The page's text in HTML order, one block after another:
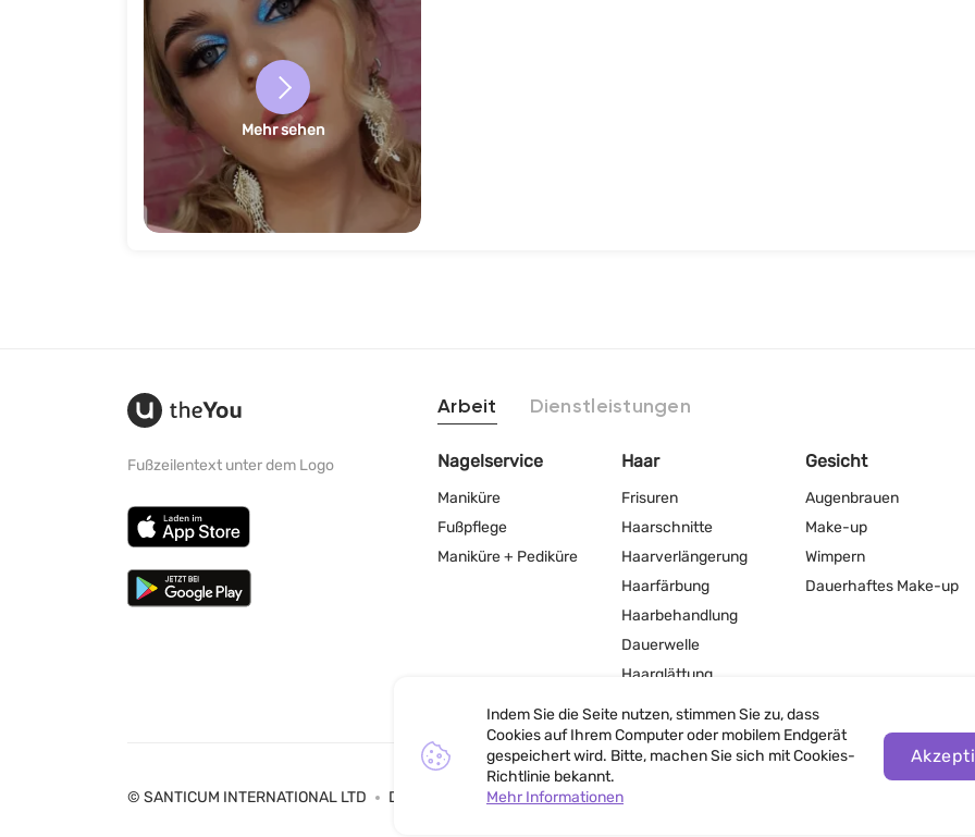
Mehr sehen
Fußzeilentext unter dem Logo
Arbeit Dienstleistungen
Nagelservice
Maniküre
Fußpflege
Maniküre + Pediküre
Haar
Frisuren
Haarschnitte
Haarverlängerung
Haarfärbung
Haarbehandlung
Dauerwelle
Haarglättung
Gesicht
Augenbrauen
Make-up
Wimpern
Dauerhaftes Make-up
© SANTICUM INTERNATIONAL LTD Datenschutz Nutzungsbedingungen der Website
Indem Sie die Seite nutzen, stimmen Sie zu, dass
Cookies auf Ihrem Computer oder mobilem Endgerät
gespeichert wird. Bitte, machen Sie sich mit Cookies-
Richtlinie bekannt.
Mehr Informationen